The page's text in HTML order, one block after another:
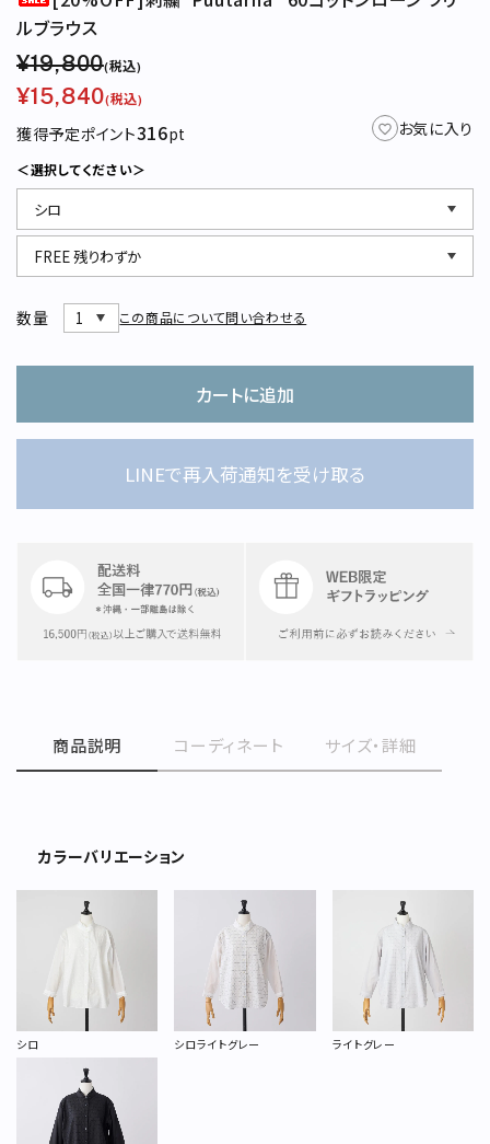
お問い合わせ
特集
STAMPSについて
直営店
ルブラウス
¥19,800(税込)
¥15,840(税込)
獲得予定ポイント316pt お気に入り
＜選択してください＞
数量 この商品について問い合わせる
カートに追加
LINEで再入荷通知を受け取る
商品説明 コーディネート サイズ・詳細
カラーバリエーション
シロ シロライトグレー ライトグレー